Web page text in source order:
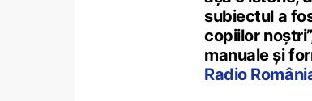
subiectul a
copiilor
manuale și
Radio